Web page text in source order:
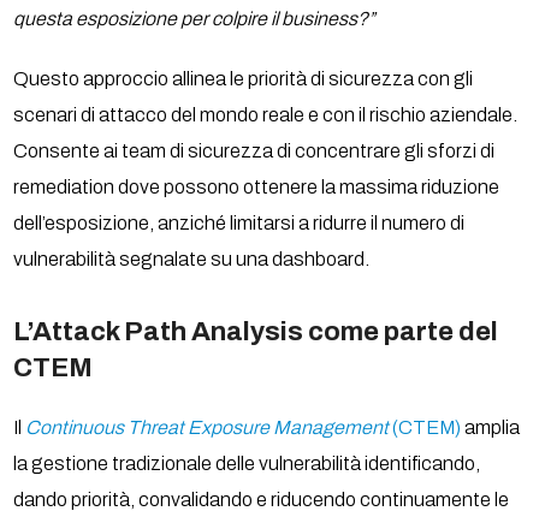
questa esposizione per colpire il business?”
Questo approccio allinea le priorità di sicurezza con gli
scenari di attacco del mondo reale e con il rischio aziendale.
Consente ai team di sicurezza di concentrare gli sforzi di
remediation dove possono ottenere la massima riduzione
dell’esposizione, anziché limitarsi a ridurre il numero di
vulnerabilità segnalate su una dashboard.
L’Attack Path Analysis come parte del
CTEM
Il Continuous Threat Exposure Management(CTEM) amplia
la gestione tradizionale delle vulnerabilità identificando,
dando priorità, convalidando e riducendo continuamente le